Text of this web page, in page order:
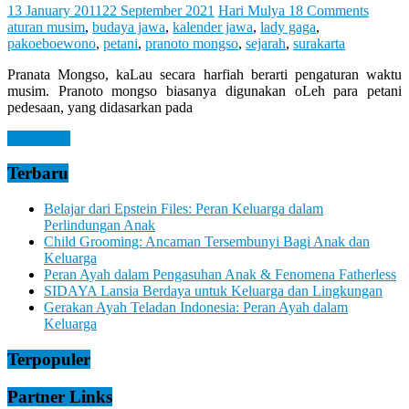
You
Feel
It
13 January 2011 22 September 2021 Hari Mulya 18 Comments
aturan musim, budaya jawa, kalender jawa, lady gaga,
pakoeboewono, petani, pranoto mongso, sejarah, surakarta
Pranata Mongso, kaLau secara harfiah berarti pengaturan waktu
musim. Pranoto mongso biasanya digunakan oLeh para petani
pedesaan, yang didasarkan pada
Terbaru
Belajar dari Epstein Files: Peran Keluarga dalam
Perlindungan Anak
Child Grooming: Ancaman Tersembunyi Bagi Anak dan
Keluarga
Peran Ayah dalam Pengasuhan Anak & Fenomena Fatherless
SIDAYA Lansia Berdaya untuk Keluarga dan Lingkungan
Gerakan Ayah Teladan Indonesia: Peran Ayah dalam
Keluarga
Terpopuler
Partner Links